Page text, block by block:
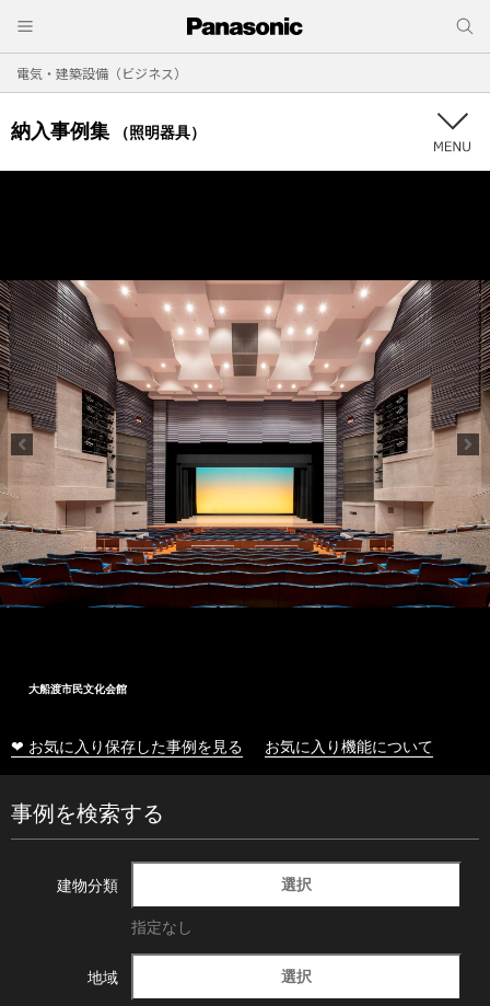
電気・建築設備（ビジネス）
納入事例集 （照明器具）
大船渡市民文化会館
❤ お気に入り保存した事例を見る お気に入り機能について
事例を検索する
建物分類 選択
指定なし
地域 選択